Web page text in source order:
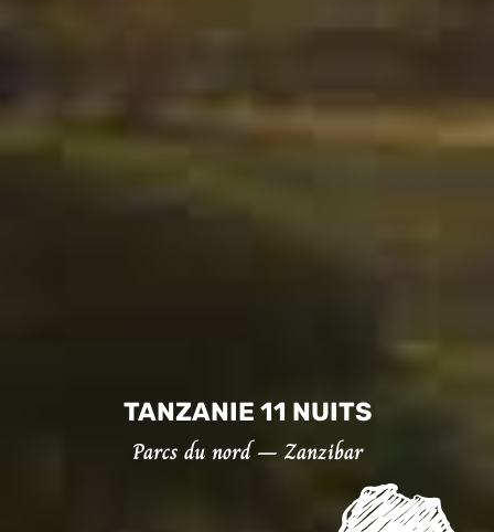
TANZANIE 11 NUITS
Parcs du nord – Zanzibar